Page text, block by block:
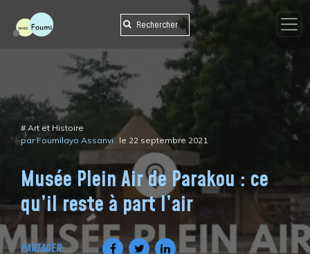
content
# Art et Histoire
par Foumilayo Assanvi le 22 septembre 2021
Musée Plein Air de Parakou : ce
qu’il reste à part l’air
PARTAGER